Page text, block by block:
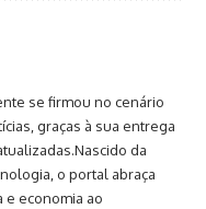
se firmou no cenário
graças à sua entrega
da
o portal abraça
economia ao